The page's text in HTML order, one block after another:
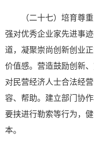
（二十七）培育尊
强对优秀企业家先进事
道，凝聚崇尚创新创业
价值感。营造鼓励创新
对民营经济人士合法经
容、帮助。建立部门协
要挟进行勒索等行为，
本。